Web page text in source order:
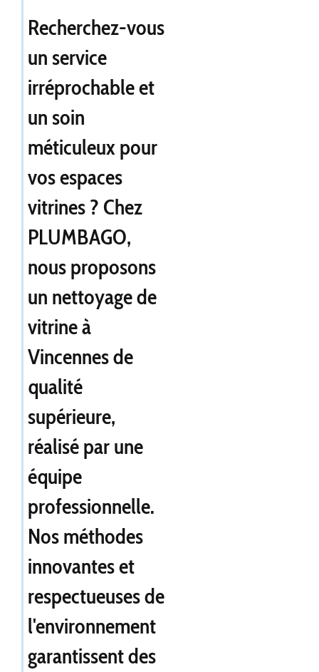
Recherchez-vous
un service
irréprochable et
un soin
méticuleux pour
vos espaces
vitrines ? Chez
PLUMBAGO,
nous proposons
un nettoyage de
vitrine à
Vincennesde
qualité
supérieure,
réalisé par une
équipe
professionnelle.
Nos méthodes
innovantes et
respectueuses de
l'environnement
garantissent des